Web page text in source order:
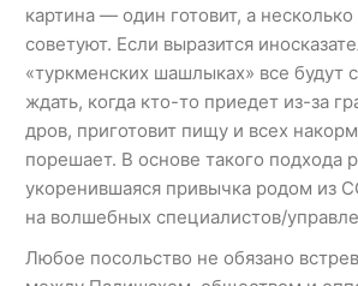
картина — один готовит, а
советуют. Если выразится
«туркменских шашлыках» все будут
ждать, когда кто-то приедет из-за
дров, приготовит пищу и всех
порешает. В основе такого подхода
укоренившаяся привычка родом из
на волшебных специалистов/
Любое посольство не обязано